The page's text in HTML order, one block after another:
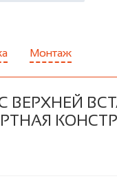
Монтаж
ВЕРХНЕЙ